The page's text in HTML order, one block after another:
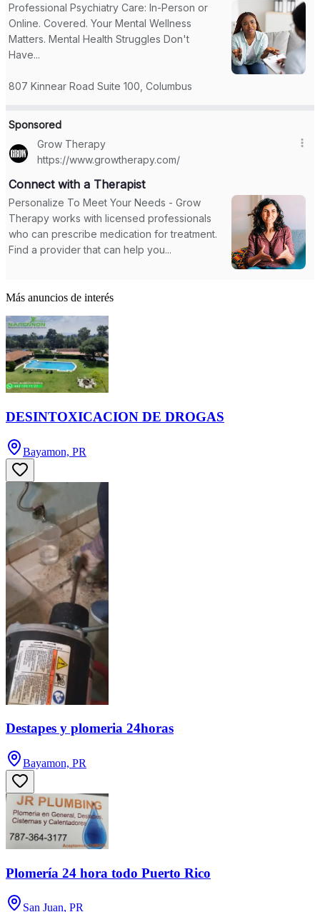
Más anuncios de interés
DESINTOXICACION DE DROGAS
Bayamon, PR
Destapes y plomeria 24horas
Bayamon, PR
Plomería 24 hora todo Puerto Rico
San Juan, PR